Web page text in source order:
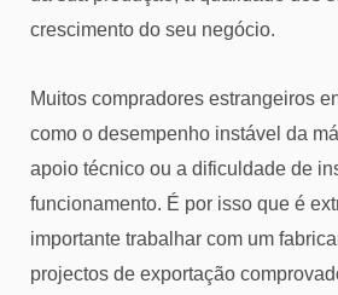
crescimento do seu negócio.
Muitos compradores estrangeiros
como o desempenho instável da
apoio técnico ou a dificuldade de
funcionamento. É por isso que é
importante trabalhar com um
projectos de exportação